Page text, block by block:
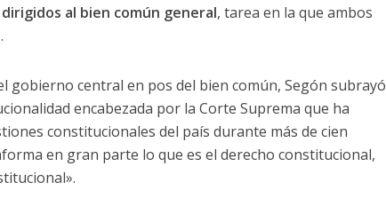
al bien común general, tarea en la que ambos
gobierno central en pos del bien común, Segón subrayó
encabezada por la Corte Suprema que ha
constitucionales del país durante más de cien
en gran parte lo que es el derecho constitucional,